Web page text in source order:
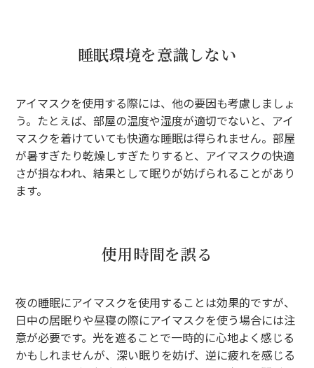
睡眠環境を意識しない
アイマスクを使用する際には、他の要因も考慮しましょ
う。たとえば、部屋の温度や湿度が適切でないと、アイ
マスクを着けていても快適な睡眠は得られません。部屋
が暑すぎたり乾燥しすぎたりすると、アイマスクの快適
さが損なわれ、結果として眠りが妨げられることがあり
ます。
使用時間を誤る
夜の睡眠にアイマスクを使用することは効果的ですが、
日中の居眠りや昼寝の際にアイマスクを使う場合には注
意が必要です。光を遮ることで一時的に心地よく感じる
かもしれませんが、深い眠りを妨げ、逆に疲れを感じる